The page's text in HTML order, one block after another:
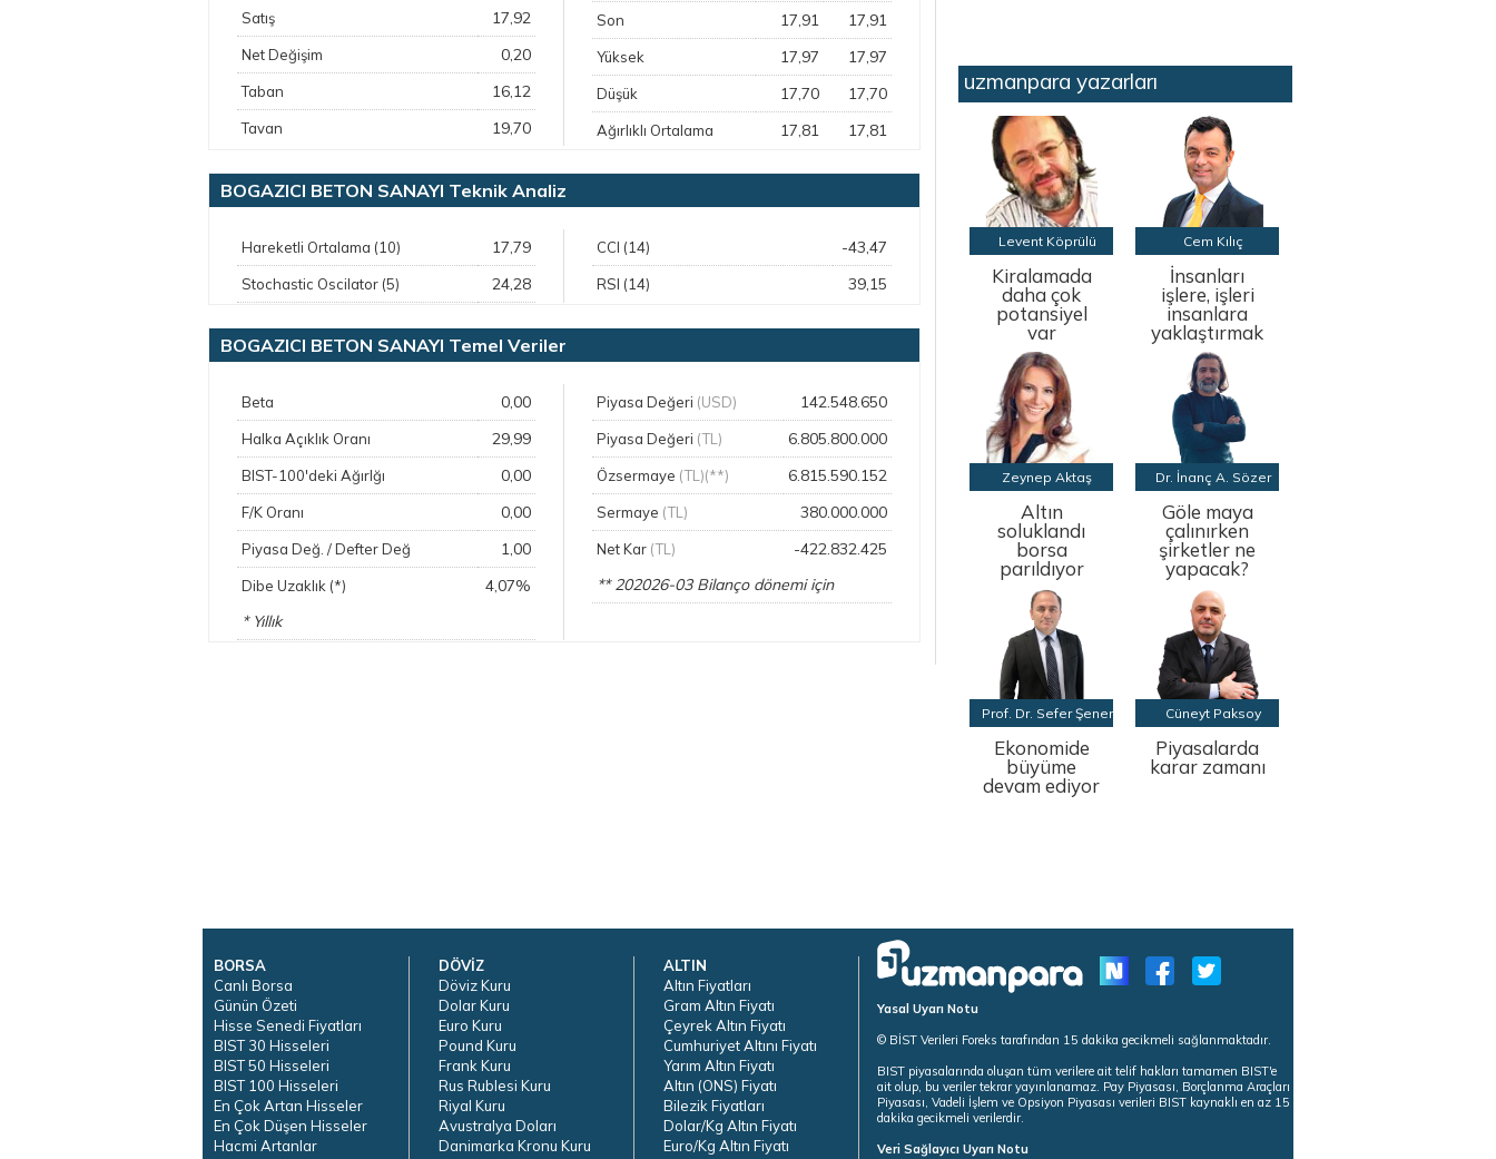
Satış 17,92
Net Değişim 0,20
Taban 16,12
Tavan 19,70
Son 17,91 17,91
Yüksek 17,97 17,97
Düşük 17,70 17,70
Ağırlıklı Ortalama 17,81 17,81
BOGAZICI BETON SANAYI Teknik Analiz
Hareketli Ortalama (10) 17,79
Stochastic Oscilator (5) 24,28
CCI (14) -43,47
RSI (14) 39,15
BOGAZICI BETON SANAYI Temel Veriler
Beta 0,00
Halka Açıklık Oranı 29,99
BIST-100'deki Ağırlğı 0,00
F/K Oranı 0,00
Piyasa Değ. / Defter Değ 1,00
Dibe Uzaklık (*)
4,07%
* Yıllık
Piyasa Değeri (USD) 142.548.650
Piyasa Değeri (TL) 6.805.800.000
Özsermaye (TL)(**) 6.815.590.152
Sermaye (TL) 380.000.000
Net Kar (TL)
-422.832.425
** 202026-03 Bilanço dönemi için
uzmanpara yazarları
Levent Köprülü
Kiralamada
daha çok
potansiyel
var
Cem Kılıç
İnsanları
işlere, işleri
insanlara
yaklaştırmak
Zeynep Aktaş
Altın
soluklandı
borsa
parıldıyor
Dr. İnanç A. Sözer
Göle maya
çalınırken
şirketler ne
yapacak?
Prof. Dr. Sefer Şener
Ekonomide
büyüme
devam ediyor
Cüneyt Paksoy
Piyasalarda
karar zamanı
BORSA
Canlı Borsa
Günün Özeti
Hisse Senedi Fiyatları
BIST 30 Hisseleri
BIST 50 Hisseleri
BIST 100 Hisseleri
En Çok Artan Hisseler
En Çok Düşen Hisseler
Hacmi Artanlar
DÖVİZ
Döviz Kuru
Dolar Kuru
Euro Kuru
Pound Kuru
Frank Kuru
Rus Rublesi Kuru
Riyal Kuru
Avustralya Doları
Danimarka Kronu Kuru
ALTIN
Altın Fiyatları
Gram Altın Fiyatı
Çeyrek Altın Fiyatı
Cumhuriyet Altını Fiyatı
Yarım Altın Fiyatı
Altın (ONS) Fiyatı
Bilezik Fiyatları
Dolar/Kg Altın Fiyatı
Euro/Kg Altın Fiyatı
Yasal Uyarı Notu
© BİST Verileri Foreks tarafından 15 dakika gecikmeli sağlanmaktadır.
BIST piyasalarında oluşan tüm verilere ait telif hakları tamamen BIST'e
ait olup, bu veriler tekrar yayınlanamaz. Pay Piyasası, Borçlanma Araçları
Piyasası, Vadeli İşlem ve Opsiyon Piyasası verileri BIST kaynaklı en az 15
dakika gecikmeli verilerdir.
Veri Sağlayıcı Uyarı Notu